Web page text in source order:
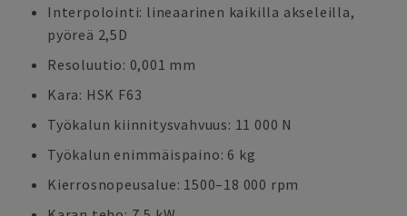
Interpolointi: lineaarinen kaikilla akseleilla,
pyöreä 2,5D
Resoluutio: 0,001 mm
Kara: HSK F63
Työkalun kiinnitysvahvuus: 11 000 N
Työkalun enimmäispaino: 6 kg
Kierrosnopeusalue: 1500–18 000 rpm